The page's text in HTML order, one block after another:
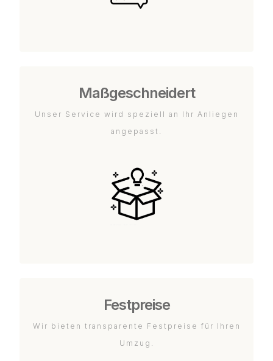
Maßgeschneidert
Unser Service wird speziell an Ihr Anliegen
angepasst.
Festpreise
Wir bieten transparente Festpreise für Ihren
Umzug.